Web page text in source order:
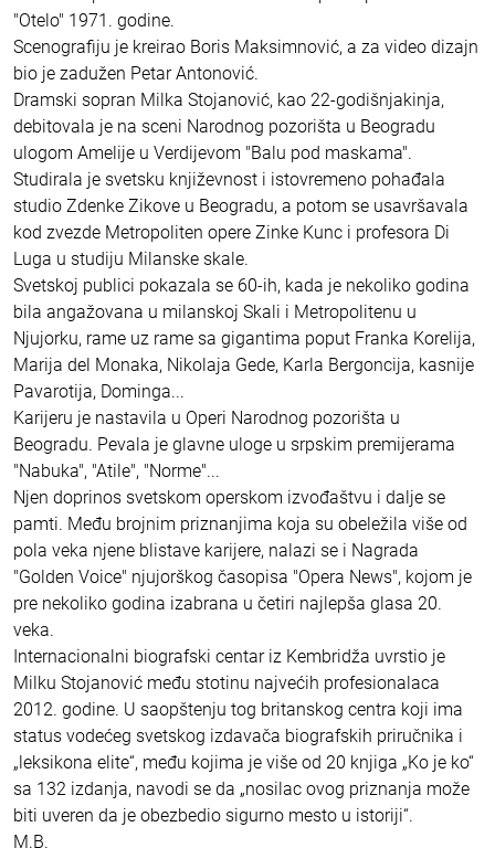
"Otelo" 1971. godine.
Scenografiju je kreirao Boris Maksimnović, a za video dizajn
bio je zadužen Petar Antonović.
Dramski sopran Milka Stojanović, kao 22-godišnjakinja,
debitovala je na sceni Narodnog pozorišta u Beogradu
ulogom Amelije u Verdijevom "Balu pod maskama".
Studirala je svetsku književnost i istovremeno pohađala
studio Zdenke Zikove u Beogradu, a potom se usavršavala
kod zvezde Metropoliten opere Zinke Kunc i profesora Di
Luga u studiju Milanske skale.
Svetskoj publici pokazala se 60-ih, kada je nekoliko godina
bila angažovana u milanskoj Skali i Metropolitenu u
Njujorku, rame uz rame sa gigantima poput Franka Korelija,
Marija del Monaka, Nikolaja Gede, Karla Bergoncija, kasnije
Pavarotija, Dominga...
Karijeru je nastavila u Operi Narodnog pozorišta u
Beogradu. Pevala je glavne uloge u srpskim premijerama
"Nabuka", "Atile", "Norme"...
Njen doprinos svetskom operskom izvođaštvu i dalje se
pamti. Među brojnim priznanjima koja su obeležila više od
pola veka njene blistave karijere, nalazi se i Nagrada
"Golden Voice" njujorškog časopisa "Opera News", kojom je
pre nekoliko godina izabrana u četiri najlepša glasa 20.
veka.
Internacionalni biografski centar iz Kembridža uvrstio je
Milku Stojanović među stotinu najvećih profesionalaca
2012. godine. U saopštenju tog britanskog centra koji ima
status vodećeg svetskog izdavača biografskih priručnika i
„leksikona elite“, među kojima je više od 20 knjiga „Ko je ko“
sa 132 izdanja, navodi se da „nosilac ovog priznanja može
biti uveren da je obezbedio sigurno mesto u istoriji“.
M.B.